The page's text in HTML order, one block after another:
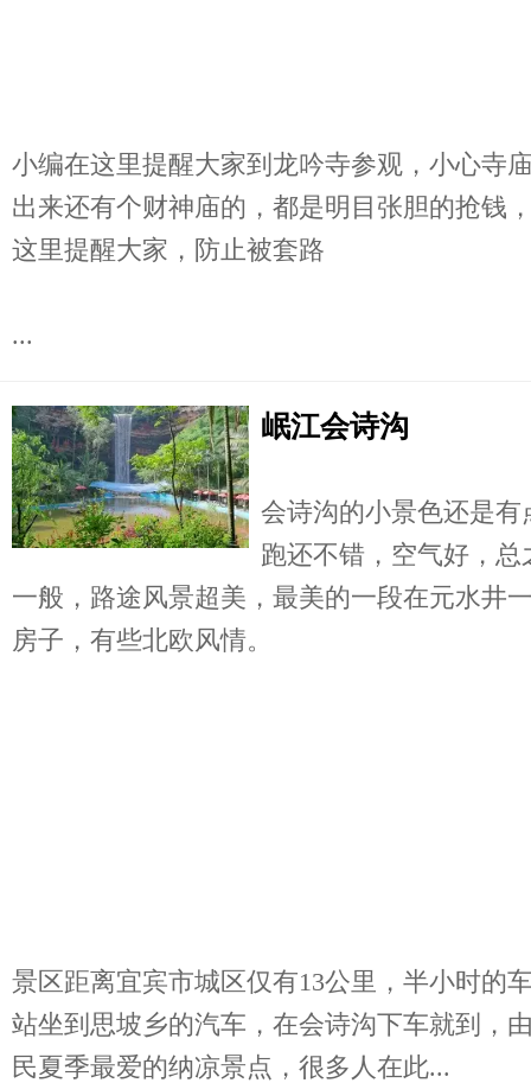
小编在这里提醒大家到龙吟寺参观，小心寺
出来还有个财神庙的，都是明目张胆的抢钱
这里提醒大家，防止被套路
...
岷江会诗沟
会诗沟的小景色还是
跑还不错，空气好，
一般，路途风景超美，最美的一段在元水井
房子，有些北欧风情。
景区距离宜宾市城区仅有13公里，半小时的
站坐到思坡乡的汽车，在会诗沟下车就到，
民夏季最爱的纳凉景点，很多人在此...